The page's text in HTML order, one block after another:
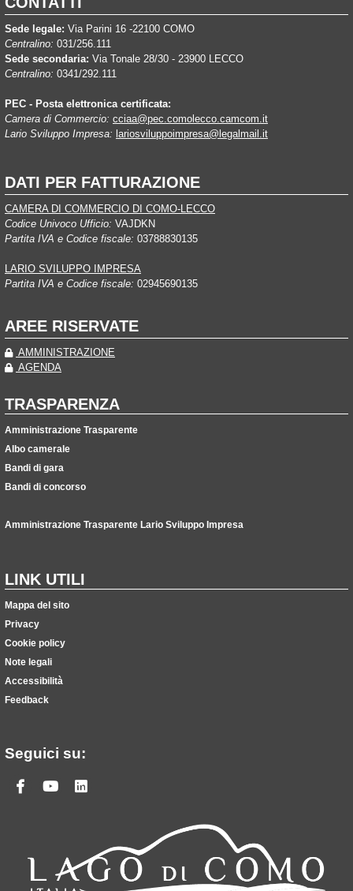
Sede legale: Via Parini 16 -22100 COMO
Centralino: 031/256.111
Sede secondaria: Via Tonale 28/30 - 23900 LECCO
Centralino: 0341/292.111
PEC - Posta elettronica certificata:
Camera di Commercio: cciaa@pec.comolecco.camcom.it
Lario Sviluppo Impresa: lariosviluppoimpresa@legalmail.it
DATI PER FATTURAZIONE
CAMERA DI COMMERCIO DI COMO-LECCO
Codice Univoco Ufficio: VAJDKN
Partita IVA e Codice fiscale: 03788830135
LARIO SVILUPPO IMPRESA
Partita IVA e Codice fiscale: 02945690135
AREE RISERVATE
AMMINISTRAZIONE
AGENDA
TRASPARENZA
Amministrazione Trasparente
Albo camerale
Bandi di gara
Bandi di concorso
Amministrazione Trasparente Lario Sviluppo Impresa
LINK UTILI
Mappa del sito
Privacy
Cookie policy
Note legali
Accessibilità
Feedback
Seguici su:
Facebook
Youtube